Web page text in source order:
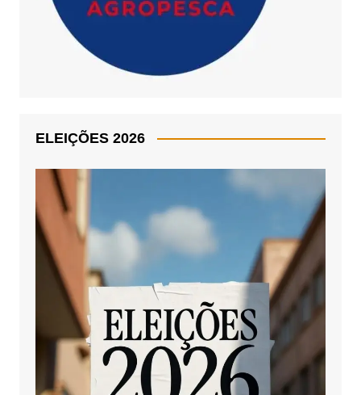
ELEIÇÕES 2026